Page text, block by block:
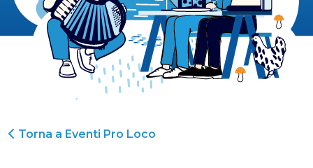
Torna a Eventi Pro Loco